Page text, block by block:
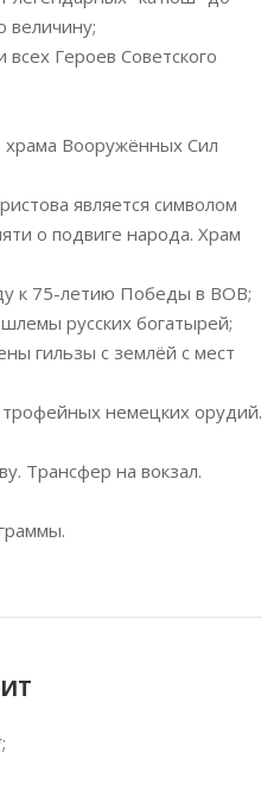
величину;
Героев Советского
Вооружённых Сил
является символом
о подвиге народа. Храм
к 75-летию Победы в ВОВ;
русских богатырей;
гильзы с землёй с мест
трофейных немецких орудий.
Трансфер на вокзал.